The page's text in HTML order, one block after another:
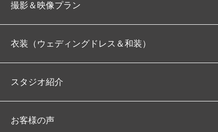
撮影＆映像プラン
衣装（ウェディングドレス＆和装）
スタジオ紹介
お客様の声